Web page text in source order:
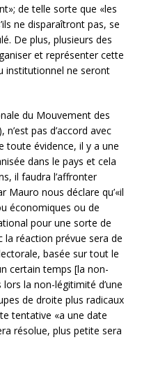
de telle sorte que «les
ne disparaîtront pas, se
De plus, plusieurs des
et représenter cette
institutionnel ne seront
du Mouvement des
pas d’accord avec
toute évidence, il y a une
dans le pays et cela
il faudra l’affronter
Mauro nous déclare qu’«il
économiques ou de
pour une sorte de
la réaction prévue sera de
basée sur tout le
certain temps [la non-
la non-légitimité d’une
de droite plus radicaux
tentative «a une date
résolue, plus petite sera